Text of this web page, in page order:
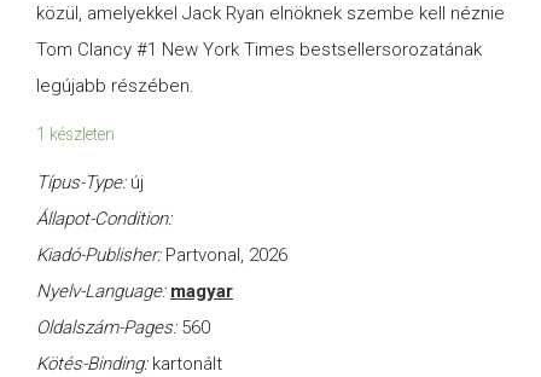
közül, amelyekkel Jack Ryan elnöknek szembe kell néznie
Tom Clancy #1 New York Times bestsellersorozatának
legújabb részében.
1 készleten
Típus-Type: új
Állapot-Condition:
Kiadó-Publisher: Partvonal, 2026
Nyelv-Language: magyar
Oldalszám-Pages: 560
Kötés-Binding: kartonált